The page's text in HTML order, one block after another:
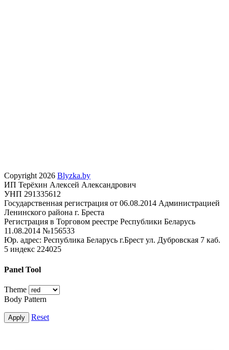
Copyright 2026 Blyzka.by
ИП Терёхин Алексей Александрович
УНП 291335612
Государственная регистрация от 06.08.2014 Администрацией
Ленинского района г. Бреста
Регистрация в Торговом реестре Республики Беларусь
11.08.2014 №156533
Юр. адрес: Республика Беларусь г.Брест ул. Дубровская 7 каб.
5 индекс 224025
Panel Tool
Theme
Body Pattern
Apply Reset